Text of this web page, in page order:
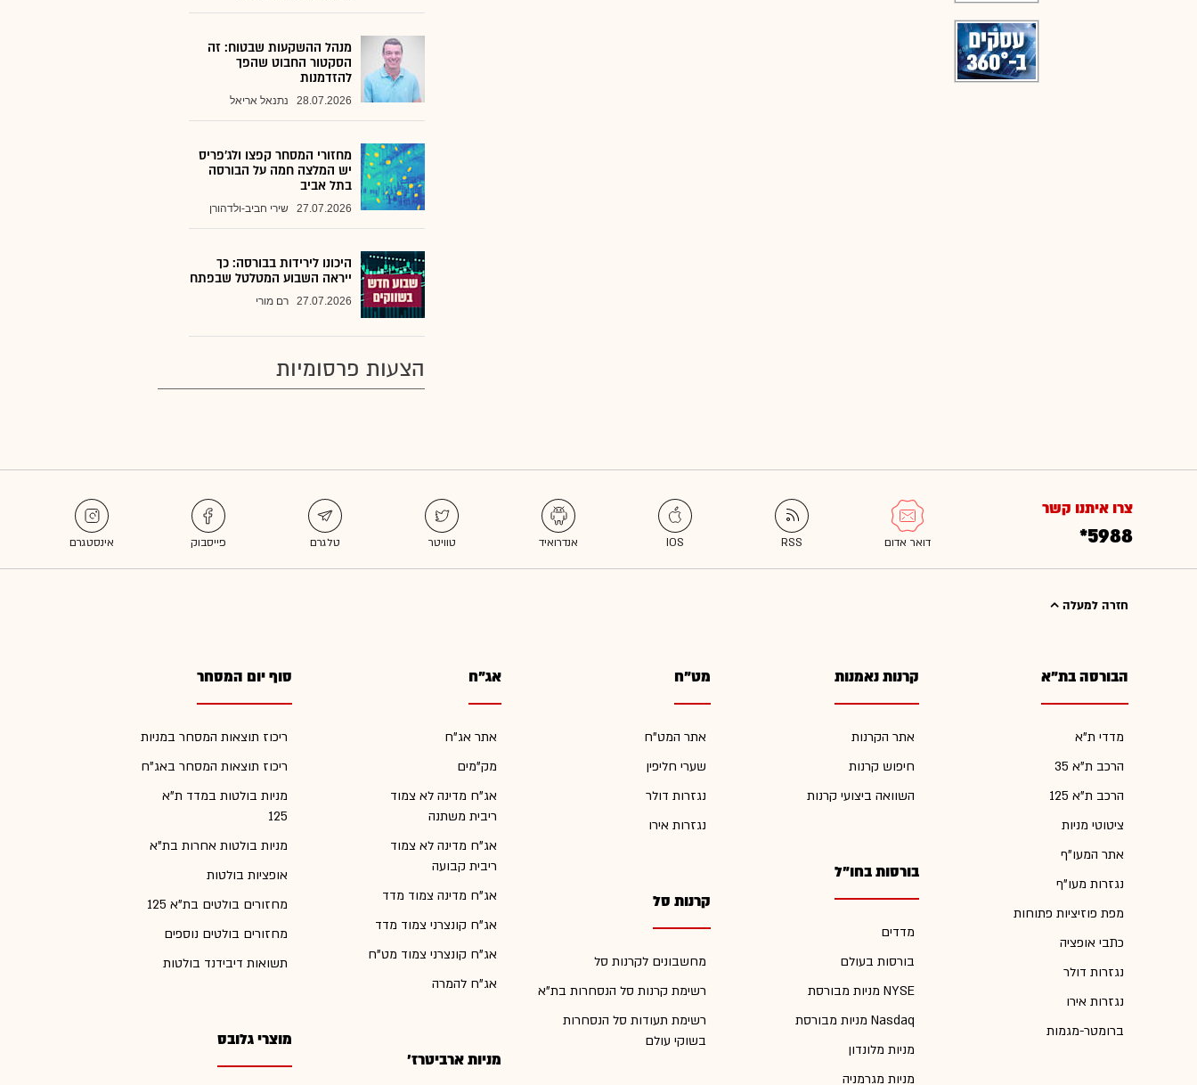
מנהל ההשקעות שבטוח: זה
הסקטור החבוט שהפך
להזדמנות
28.07.2026 נתנאל אריאל
מחזורי המסחר קפצו ולג'פריס
יש המלצה חמה על הבורסה
בתל אביב
27.07.2026 שירי חביב-ולדהורן
היכונו לירידות בבורסה: כך
ייראה השבוע המטלטל שבפתח
27.07.2026 רם מורי
הצעות פרסומיות
צרו איתנו קשר
*5988
חזרה למעלה
הבורסה בת"א
מדדי ת"א
הרכב ת"א 35
הרכב ת"א 125
ציטוטי מניות
אתר המעו"ף
נגזרות מעו"ף
מפת פוזיציות פתוחות
כתבי אופציה
נגזרות דולר
נגזרות אירו
ברומטר-מגמות
קרנות נאמנות
אתר הקרנות
חיפוש קרנות
השוואה ביצועי קרנות
בורסות בחו"ל
מדדים
בורסות בעולם
מניות מבורסת NYSE
מניות מבורסת Nasdaq
מניות מלונדון
מניות מגרמניה
מט"ח
אתר המט"ח
שערי חליפין
נגזרות דולר
נגזרות אירו
קרנות סל
מחשבונים לקרנות סל
רשימת קרנות סל הנסחרות בת"א
רשימת תעודות סל הנסחרות
בשוקי עולם
אג"ח
אתר אג"ח
מק"מים
אג"ח מדינה לא צמוד
ריבית משתנה
אג"ח מדינה לא צמוד
ריבית קבועה
אג"ח מדינה צמוד מדד
אג"ח קונצרני צמוד מדד
אג"ח קונצרני צמוד מט"ח
אג"ח להמרה
מניות ארביטרז'
סוף יום המסחר
ריכוז תוצאות המסחר במניות
ריכוז תוצאות המסחר באג"ח
מניות בולטות במדד ת"א
125
מניות בולטות אחרות בת"א
אופציות בולטות
מחזורים בולטים בת"א 125
מחזורים בולטים נוספים
תשואות דיבידנד בולטות
מוצרי גלובס